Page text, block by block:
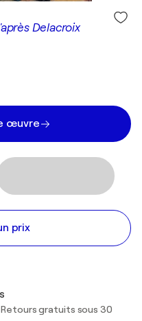
Delacroix
œuvre
prix
gratuits sous 30